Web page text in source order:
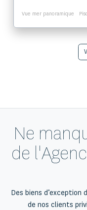
Vue mer panoramique
Ne
de
Des biens d’exception
de nos clients